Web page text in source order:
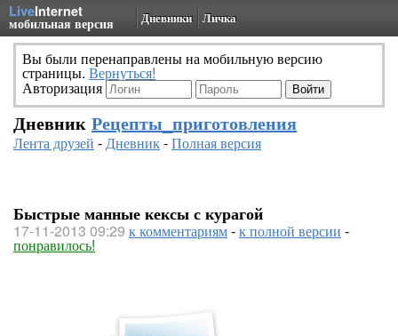
LiveInternet
мобильная версия Дневники Личка
Вы были перенаправлены на мобильную версию
страницы. Вернуться!
Авторизация
Дневник Рецепты_приготовления
Лента друзей -Дневник-Полная версия
Быстрые манные кексы с курагой
17-11-2013 09:29 к комментариям-к полной версии -
понравилось!